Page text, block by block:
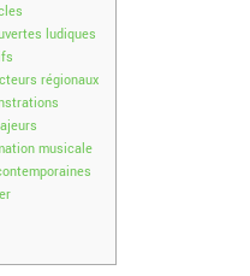
ludiques
régionaux
musicale